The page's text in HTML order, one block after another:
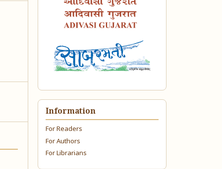
Information
For Readers
For Authors
For Librarians